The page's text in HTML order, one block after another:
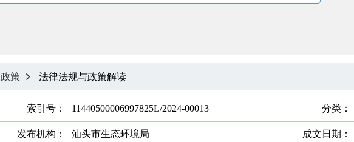
政策  法律法规与政策解读
索引号： 11440500006997825L/2024-00013 分类：
发布机构： 汕头市生态环境局 成文日期：